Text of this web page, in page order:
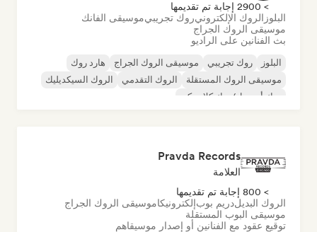
> 2900 إجابة تم تقديمها
البلوز الروك الإلكترونيروك تجريبيموسيقى الفانك
موسيقى الروك الجراج
بث الفنانين على الراديو
البلوز روك تجريبي موسيقى الروك الجراج
هارد روك
موسيقى الروك المستقلة
الروك التقدمي
الروك السيكديليك
روك أند رول/روك كلاسيكي
Pravda Records
العلامة
> 800 إجابة تم تقديمها
الروك البديلدريم بوبإلكترونيكاموسيقى الروك الجراج
موسيقى البوب المستقلة
توقيع عقود مع الفنانين أو إصدار موسيقاهم